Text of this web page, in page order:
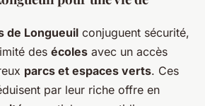
de Longueuil conjuguent sécurité,
des écoles avec un accès
parcs et espaces verts. Ces
par leur riche offre en